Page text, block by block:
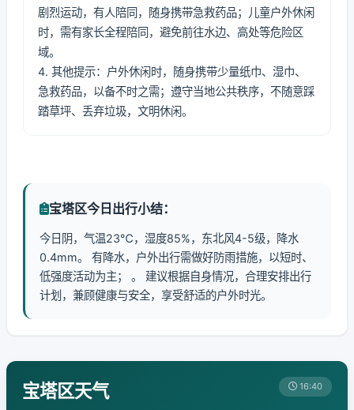
剧烈运动，有人陪同，随身携带急救药品；儿童户外休闲
时，需有家长全程陪同，避免前往水边、高处等危险区
域。
4. 其他提示：户外休闲时，随身携带少量纸巾、湿巾、
急救药品，以备不时之需；遵守当地公共秩序，不随意踩
踏草坪、丢弃垃圾，文明休闲。
宝塔区今日出行小结：
今日阴，气温23℃，湿度85%，东北风4-5级，降水
0.4mm。 有降水，户外出行需做好防雨措施，以短时、
低强度活动为主； 。 建议根据自身情况，合理安排出行
计划，兼顾健康与安全，享受舒适的户外时光。
宝塔区天气 16:40